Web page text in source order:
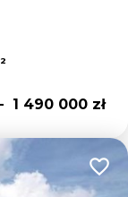
2
1 490 000 zł